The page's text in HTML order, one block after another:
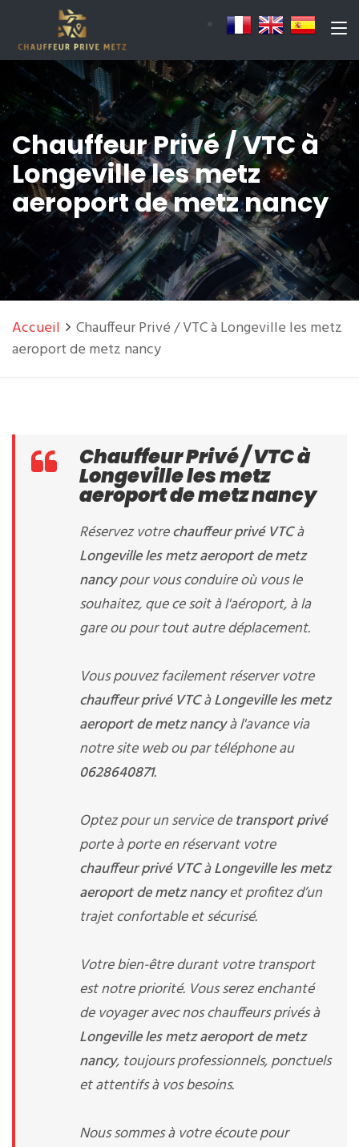
Chauffeur Privé / VTC à
Longeville les metz
aeroport de metz nancy
Accueil
Chauffeur Privé / VTC à Longeville les metz
aeroport de metz nancy
Chauffeur Privé / VTC à
Longeville les metz
aeroport de metz nancy
Réservez votrechauffeur privé VTCà
Longeville les metz aeroport de metz
nancypour vous conduire où vous le
souhaitez, que ce soit à l'aéroport, à la
gare ou pour tout autre déplacement.
Vous pouvez facilement réserver votre
chauffeur privé VTCàLongeville les metz
aeroport de metz nancyà l'avance via
notre site web ou par téléphone au
0628640871.
Optez pour un service detransport privé
porte à porte en réservant votre
chauffeur privé VTCàLongeville les metz
aeroport de metz nancyet profitez d’un
trajet confortable et sécurisé.
Votre bien-être durant votre transport
est notre priorité. Vous serez enchanté
de voyager avec nos chauffeurs privés à
Longeville les metz aeroport de metz
nancy, toujours professionnels, ponctuels
et attentifs à vos besoins.
Nous sommes à votre écoute pour